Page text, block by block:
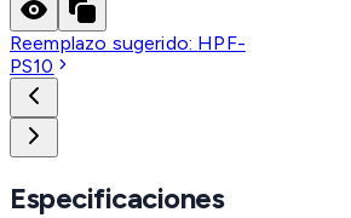
Reemplazo sugerido: HPF-
PS10
Especificaciones